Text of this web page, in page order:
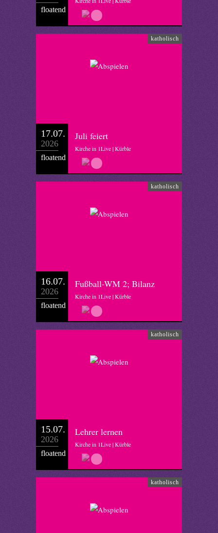
floatend
katholisch
17.07.
2026
floatend
Juli feiert
Kirche in 1Live | Kürble
katholisch
16.07.
2026
floatend
Fußball-WM 2; Bilanz
Kirche in 1Live | Kürble
katholisch
15.07.
2026
floatend
Lehrer lernen
Kirche in 1Live | Kürble
katholisch